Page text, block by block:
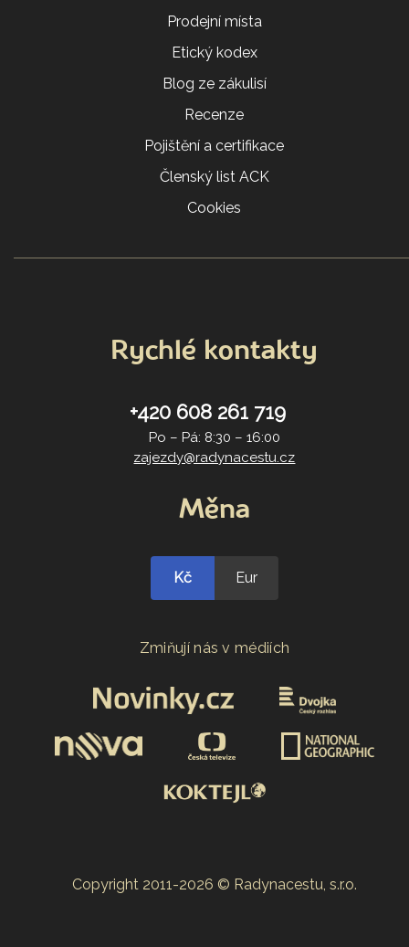
Prodejní místa
Etický kodex
Blog ze zákulisí
Recenze
Pojištění a certifikace
Členský list ACK
Cookies
Rychlé kontakty
+420 608 261 719
Po – Pá: 8:30 – 16:00
zajezdy@radynacestu.cz
Měna
Kč Eur
Zmiňují nás v médiích
Copyright 2011-2026 © Radynacestu, s.r.o.